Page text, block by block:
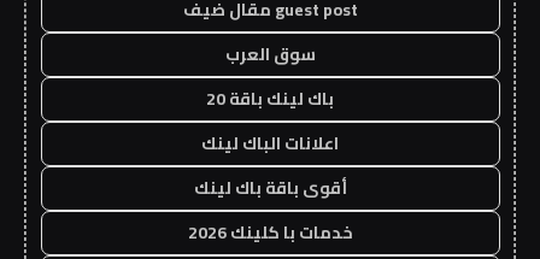
guest post مقال ضيف
سوق العرب
باك لينك باقة 20
اعلانات الباك لينك
أقوى باقة باك لينك
خدمات با كلينك 2026